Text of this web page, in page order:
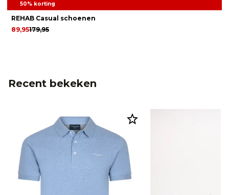
50% korting
REHAB Casual schoenen
179,95
89,95
Recent bekeken